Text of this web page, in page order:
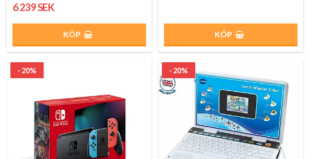
6 239 SEK
KÖP KÖP
- 20% - 20%